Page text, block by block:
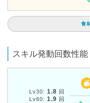
食
スキル発動回数性能
Lv30: 1.8 回
Lv60: 1.9 回